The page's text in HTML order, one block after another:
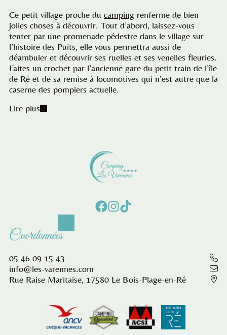
Ce petit village proche du camping renferme de bien
jolies choses à découvrir. Tout d’abord, laissez-vous
tenter par une promenade pédestre dans le village sur
l’histoire des Puits, elle vous permettra aussi de
déambuler et découvrir ses ruelles et ses venelles fleuries.
Faites un crochet par l’ancienne gare du petit train de l’île
de Ré et de sa remise à locomotives qui n’est autre que la
caserne des pompiers actuelle.
Lire plus
Coordonnées
05 46 09 15 43
info@les-varennes.com
Rue Raise Maritaise, 17580 Le Bois-Plage-en-Ré